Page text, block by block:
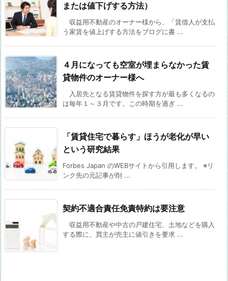
または値下げする方法）
収益用不動産のオーナー様から、「賃借人が支払
う家賃を値上げする方法をブログに書 ...
４月になっても空室が埋まらなかった賃
貸物件のオーナー様へ
入居先となる賃貸物件を探す方が最も多くなるの
は毎年１～３月です。この時期を過ぎ ...
「賃貸住宅で暮らす」ほうが老化が早い
という研究結果
Forbes Japan のWEBサイトから引用します。 ※リ
ンク先の元記事が削 ...
契約不適合責任免責特約は要注意
収益用不動産や中古の戸建住宅、土地などを購入
する際に、買主が売主に値引きを要求 ...